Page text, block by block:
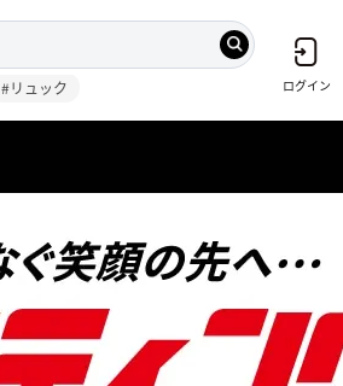
#リュック ログイン